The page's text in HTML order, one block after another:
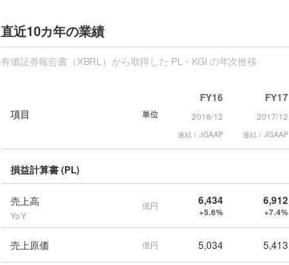
直近10カ年の業績
有価証券報告書（XBRL）から取得した PL・KGI の年次推移
項目 単位
FY16
2016/12
連結 / JGAAP
FY17
2017/12
連結 / JGAAP
損益計算書 (PL)
売上高
YoY
億円 6,434
+5.6%
6,912
+7.4%
売上原価 億円 5,034 5,413